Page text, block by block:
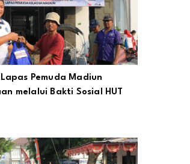
Pemuda Madiun
melalui Bakti Sosial HUT